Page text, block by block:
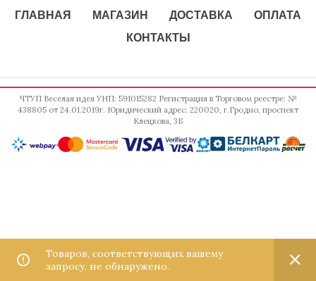
Товаров, соответствующих вашему
запросу, не обнаружено.
ГЛАВНАЯ МАГАЗИН ДОСТАВКА
ОПЛАТА
КОНТАКТЫ
ЧТУП Веселая идея УНП: 591015282 Регистрация в Торговом реестре: №
438805 от 24.01.2019г. Юридический адрес: 220020, г.Гродно, проспект
Клецкова, 3Б
Магазин Фильтры
0
Избранное